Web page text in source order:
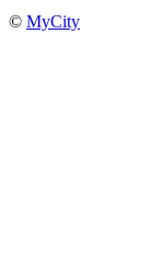
© MyCity